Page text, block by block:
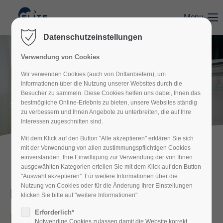
Der Eintrag "offcanvas-col1" existiert leider nicht.
Der Eintrag "offcanvas-col2" existiert leider nicht.
Der Eintrag "offcanvas-col3" existiert leider nicht.
Menu
Bodenaufbereitung
Sauberkeit ist unsere Philosophie
Bodenaufbereitung
Boden Reinigung
Datenschutzeinstellungen
Verwendung von Cookies
Wir verwenden Cookies (auch von Drittanbietern), um
Informationen über die Nutzung unserer Websites durch die
Besucher zu sammeln. Diese Cookies helfen uns dabei, Ihnen das
bestmögliche Online-Erlebnis zu bieten, unsere Websites ständig
zu verbessern und Ihnen Angebote zu unterbreiten, die auf Ihre
Interessen zugeschnitten sind.
Mit dem Klick auf den Button "Alle akzeptieren" erklären Sie sich
mit der Verwendung von allen zustimmungspflichtigen Cookies
einverstanden. Ihre Einwilligung zur Verwendung der von Ihnen
ausgewählten Kategorien erteilen Sie mit dem Klick auf den Button
"Auswahl akzeptieren". Für weitere Informationen über die
Nutzung von Cookies oder für die Änderung Ihrer Einstellungen
klicken Sie bitte auf "weitere Informationen".
Erforderlich*
Notwendige Cookies zulassen damit die Website korrekt